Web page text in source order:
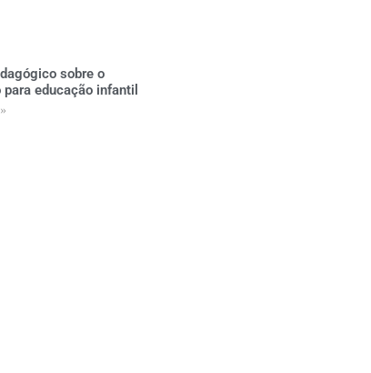
sobre o
educação infantil